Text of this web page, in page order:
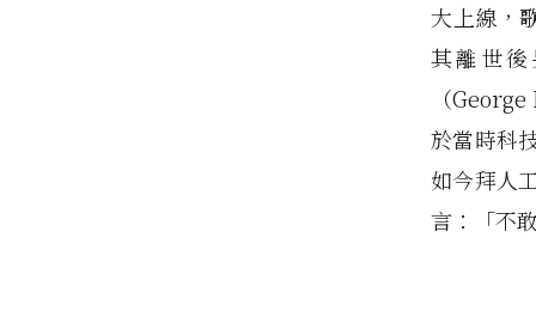
大上線，
其離世
（
於當時科
如今拜人
言：「不